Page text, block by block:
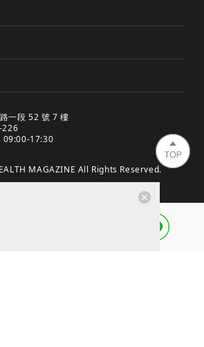
一段 52 號 7 樓
226
09:00-17:30
MAGAZINE All Rights Reserved.